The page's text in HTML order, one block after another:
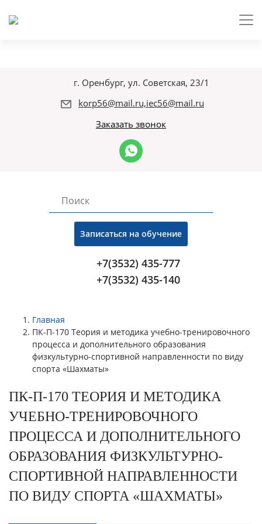
г. Оренбург, ул. Советская, 23/1
korp56@mail.ru,iec56@mail.ru
Заказать звонок
Записаться на обучение
+7(3532) 435-777
+7(3532) 435-140
Главная
ПК-П-170 Теория и методика учебно-тренировочного
процесса и дополнительного образования
физкультурно-спортивной направленности по виду
спорта «Шахматы»
ПК-П-170 ТЕОРИЯ И МЕТОДИКА
УЧЕБНО-ТРЕНИРОВОЧНОГО
ПРОЦЕССА И ДОПОЛНИТЕЛЬНОГО
ОБРАЗОВАНИЯ ФИЗКУЛЬТУРНО-
СПОРТИВНОЙ НАПРАВЛЕННОСТИ
ПО ВИДУ СПОРТА «ШАХМАТЫ»